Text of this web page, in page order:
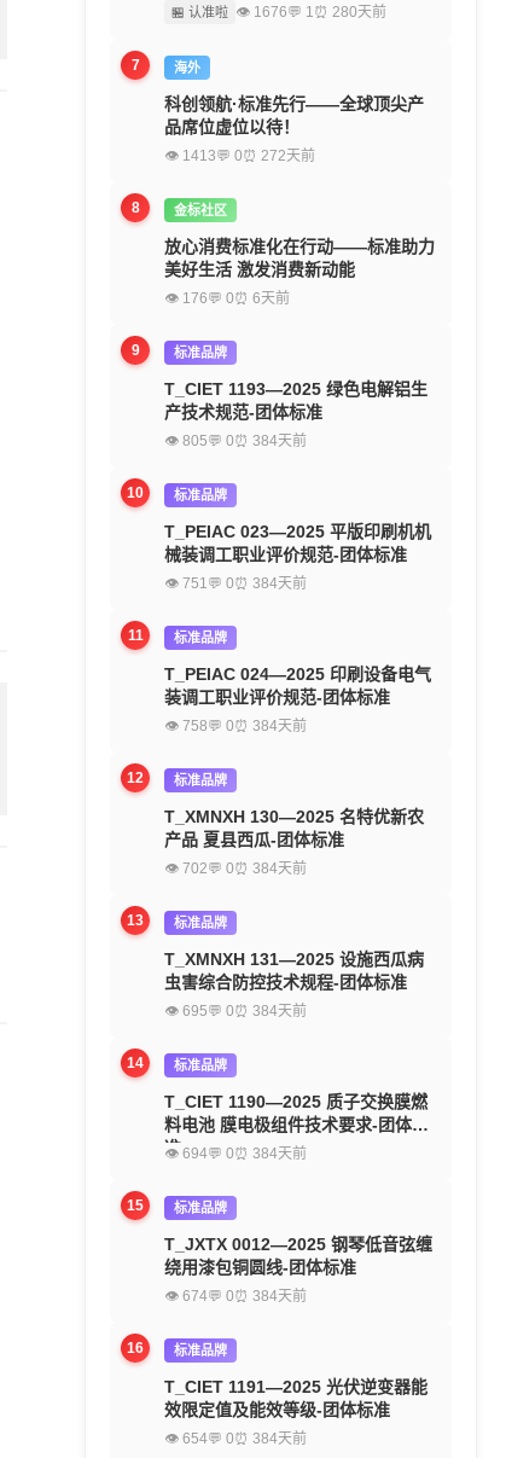
🏪 认准啦 👁 1676💬 1⏰ 280天前
7 海外
科创领航·标准先行——全球顶尖产
品席位虚位以待！
👁 1413💬 0⏰ 272天前
8 金标社区
放心消费标准化在行动——标准助力
美好生活 激发消费新动能
👁 176💬 0⏰ 6天前
9 标准品牌
T_CIET 1193—2025 绿色电解铝生
产技术规范-团体标准
👁 805💬 0⏰ 384天前
10 标准品牌
T_PEIAC 023—2025 平版印刷机机
械装调工职业评价规范-团体标准
👁 751💬 0⏰ 384天前
11 标准品牌
T_PEIAC 024—2025 印刷设备电气
装调工职业评价规范-团体标准
👁 758💬 0⏰ 384天前
12 标准品牌
T_XMNXH 130—2025 名特优新农
产品 夏县西瓜-团体标准
👁 702💬 0⏰ 384天前
13 标准品牌
T_XMNXH 131—2025 设施西瓜病
虫害综合防控技术规程-团体标准
👁 695💬 0⏰ 384天前
14 标准品牌
T_CIET 1190—2025 质子交换膜燃
料电池 膜电极组件技术要求-团体标
准
👁 694💬 0⏰ 384天前
15 标准品牌
T_JXTX 0012—2025 钢琴低音弦缠
绕用漆包铜圆线-团体标准
👁 674💬 0⏰ 384天前
16 标准品牌
T_CIET 1191—2025 光伏逆变器能
效限定值及能效等级-团体标准
👁 654💬 0⏰ 384天前